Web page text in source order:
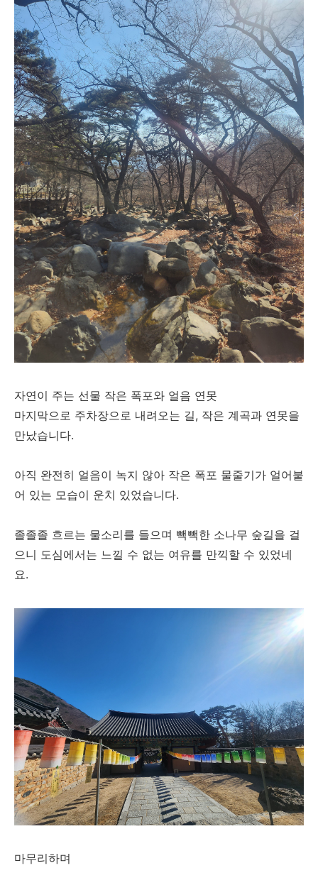
자연이 주는 선물 작은 폭포와 얼음 연못
마지막으로 주차장으로 내려오는 길, 작은 계곡과 연못을
만났습니다.
아직 완전히 얼음이 녹지 않아 작은 폭포 물줄기가 얼어붙
어 있는 모습이 운치 있었습니다.
졸졸졸 흐르는 물소리를 들으며 빽빽한 소나무 숲길을 걸
으니 도심에서는 느낄 수 없는 여유를 만끽할 수 있었네
요.
마무리하며